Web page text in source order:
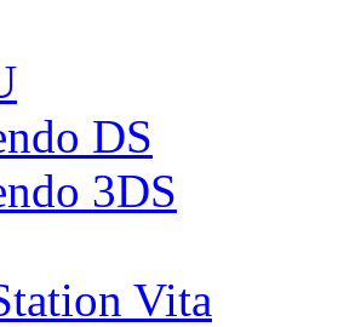
DS
3DS
Vita